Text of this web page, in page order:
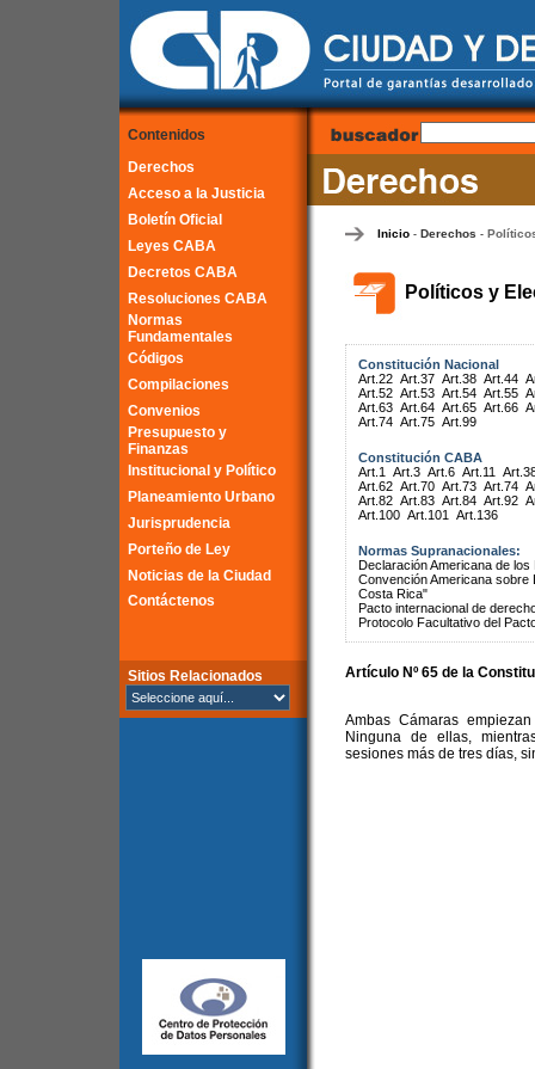
Contenidos
Derechos
Acceso a la Justicia
Boletín Oficial
Leyes CABA
Decretos CABA
Resoluciones CABA
Normas
Fundamentales
Códigos
Compilaciones
Convenios
Presupuesto y
Finanzas
Institucional y Político
Planeamiento Urbano
Jurisprudencia
Porteño de Ley
Noticias de la Ciudad
Contáctenos
Sitios Relacionados
Inicio- Derechos -
Políticos y
Constitución Nacional
Art.22 Art.37 Art.38 Art.44
Art.52 Art.53 Art.54 Art.55
Art.63 Art.64 Art.65 Art.66
Art.74 Art.75 Art.99
Constitución CABA
Art.1
Art.3 Art.6 Art.11
Art.62 Art.70 Art.73 Art.74
Art.82 Art.83 Art.84 Art.92
Art.100 Art.101 Art.136
Normas Supranacionales:
Declaración Americana de
Convención Americana
Costa Rica"
Pacto internacional de
Protocolo Facultativo del
Artículo Nº 65 de la
Ambas Cámaras
Ninguna de ellas,
sesiones más de tres días,